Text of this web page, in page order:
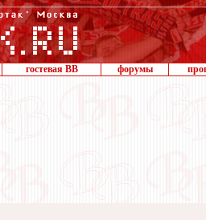
гостевая ВВ форумы